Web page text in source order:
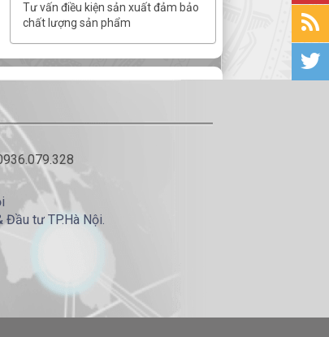
Tư vấn điều kiện sản xuất đảm bảo
chất lượng sản phẩm
tư TP.Hà Nội.